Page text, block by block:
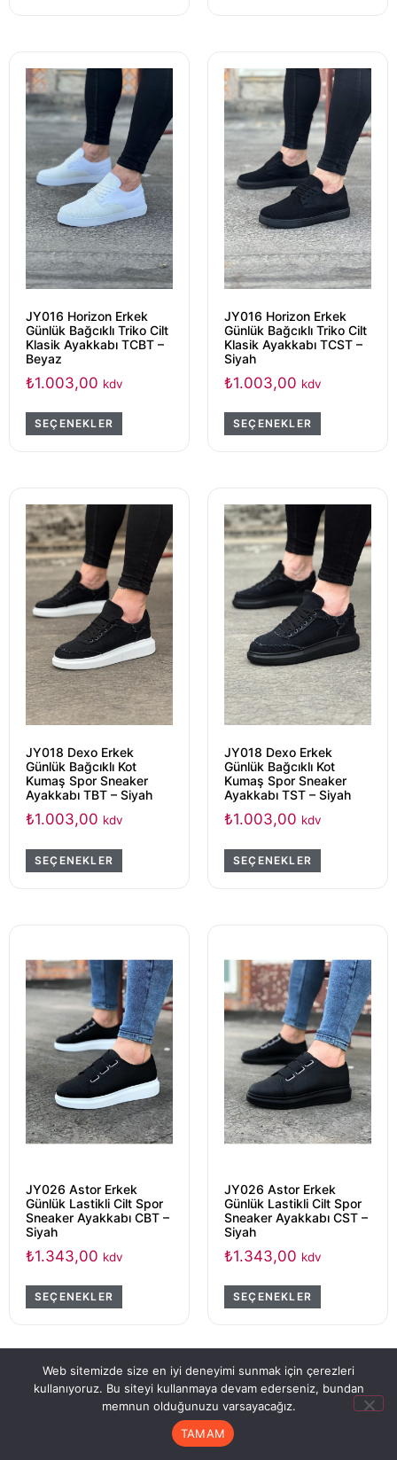
JY016 Horizon Erkek
Günlük Bağcıklı Triko Cilt
Klasik Ayakkabı TCBT –
Beyaz
₺1.003,00 kdv
SEÇENEKLER
JY016 Horizon Erkek
Günlük Bağcıklı Triko Cilt
Klasik Ayakkabı TCST –
Siyah
₺1.003,00 kdv
SEÇENEKLER
JY018 Dexo Erkek
Günlük Bağcıklı Kot
Kumaş Spor Sneaker
Ayakkabı TBT – Siyah
₺1.003,00 kdv
SEÇENEKLER
JY018 Dexo Erkek
Günlük Bağcıklı Kot
Kumaş Spor Sneaker
Ayakkabı TST – Siyah
₺1.003,00 kdv
SEÇENEKLER
JY026 Astor Erkek
Günlük Lastikli Cilt Spor
Sneaker Ayakkabı CBT –
Siyah
₺1.343,00 kdv
SEÇENEKLER
JY026 Astor Erkek
Günlük Lastikli Cilt Spor
Sneaker Ayakkabı CST –
Siyah
₺1.343,00 kdv
SEÇENEKLER
Hesabım Sipariş Takip
Web sitemizde size en iyi deneyimi sunmak için çerezleri
kullanıyoruz. Bu siteyi kullanmaya devam ederseniz, bundan
memnun olduğunuzu varsayacağız.
TAMAM